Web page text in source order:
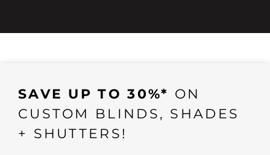
SAVE UP TO 30%* ON
CUSTOM BLINDS, SHADES
+ SHUTTERS!